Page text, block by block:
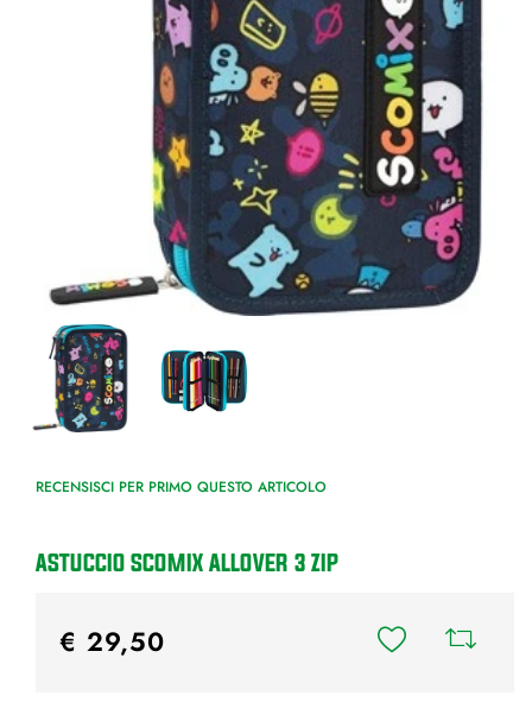
RECENSISCI PER PRIMO QUESTO ARTICOLO
ASTUCCIO SCOMIX ALLOVER 3 ZIP
€ 29,50